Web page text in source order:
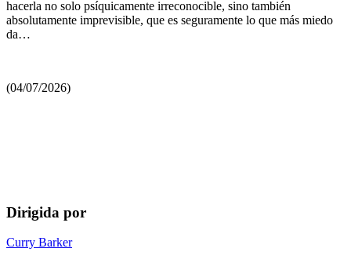
hacerla no solo psíquicamente irreconocible, sino también
absolutamente imprevisible, que es seguramente lo que más miedo
da…
(04/07/2026)
Dirigida por
Curry Barker